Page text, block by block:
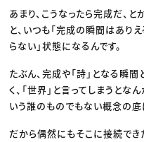
あまり、こうなったら完成だ、
と、いつも「完成の瞬間はあり
らない」状態になるんです。
たぶん、完成や「詩」となる瞬
く、「世界」と言ってしまうとな
いう誰のものでもない概念の底
だから偶然にもそこに接続でき